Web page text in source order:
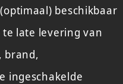
beschikbaar
late levering van
brand,
ingeschakelde